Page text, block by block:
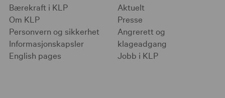
Bærekraft i KLP
Om KLP
Personvern og sikkerhet
Informasjonskapsler
English pages
Aktuelt
Presse
Angrerett og
klageadgang
Jobb i KLP